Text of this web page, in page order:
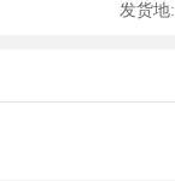
发货地: